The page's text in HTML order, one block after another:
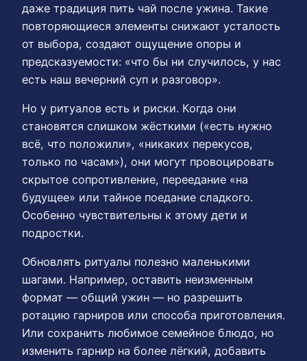
даже традиция пить чай после ужина. Такие
повторяющиеся элементы снижают усталость
от выбора, создают ощущение опоры и
предсказуемости: «что бы ни случилось, у нас
есть наш вечерний суп и разговор».
Но у ритуалов есть и риски. Когда они
становятся слишком жёсткими («есть нужно
всё, что положили», «никаких перекусов,
только по часам»), они могут провоцировать
скрытое сопротивление, переедание «на
будущее» или тайное поедание сладкого.
Особенно чувствительны к этому дети и
подростки.
Обновлять ритуалы полезно маленькими
шагами. Например, оставить неизменным
формат — общий ужин — но разрешить
ротацию гарниров или способа приготовления.
Или сохранить любимое семейное блюдо, но
изменить гарнир на более лёгкий, добавить